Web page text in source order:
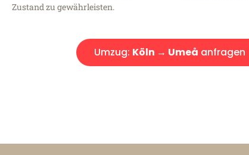
Zustand zu gewährleisten.
Umzug: Köln → Umeå anfragen